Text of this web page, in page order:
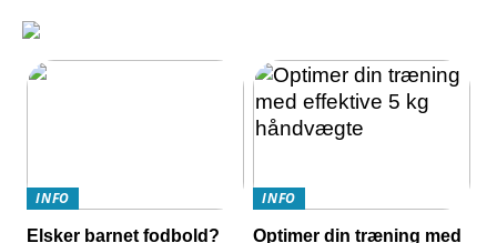
INFO
Elsker barnet fodbold?
INFO
Optimer din træning med